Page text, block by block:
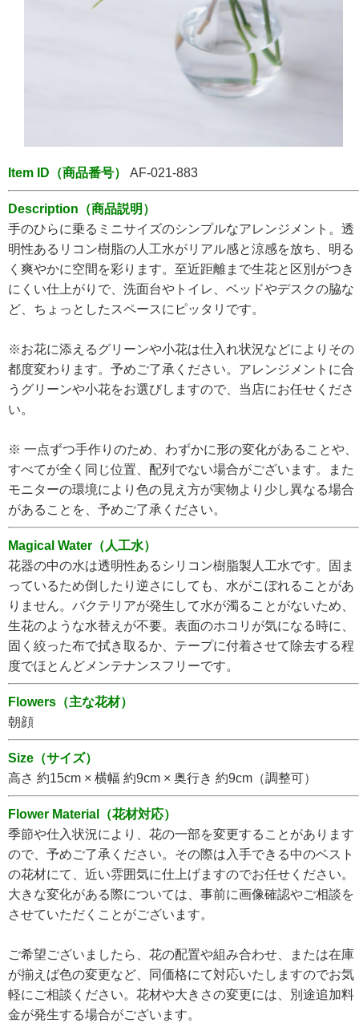
Item ID（商品番号） AF-021-883
Description（商品説明）
手のひらに乗るミニサイズのシンプルなアレンジメント。透
明性あるリコン樹脂の人工水がリアル感と涼感を放ち、明る
く爽やかに空間を彩ります。至近距離まで生花と区別がつき
にくい仕上がりで、洗面台やトイレ、ベッドやデスクの脇な
ど、ちょっとしたスペースにピッタリです。
※お花に添えるグリーンや小花は仕入れ状況などによりその
都度変わります。予めご了承ください。アレンジメントに合
うグリーンや小花をお選びしますので、当店にお任せくださ
い。
※ 一点ずつ手作りのため、わずかに形の変化があることや、
すべてが全く同じ位置、配列でない場合がございます。また
モニターの環境により色の見え方が実物より少し異なる場合
があることを、予めご了承ください。
Magical Water（人工水）
花器の中の水は透明性あるシリコン樹脂製人工水です。固ま
っているため倒したり逆さにしても、水がこぼれることがあ
りません。バクテリアが発生して水が濁ることがないため、
生花のような水替えが不要。表面のホコリが気になる時に、
固く絞った布で拭き取るか、テープに付着させて除去する程
度でほとんどメンテナンスフリーです。
Flowers（主な花材）
朝顔
Size（サイズ）
高さ 約15cm × 横幅 約9cm × 奥行き 約9cm（調整可）
Flower Material（花材対応）
季節や仕入状況により、花の一部を変更することがあります
ので、予めご了承ください。その際は入手できる中のベスト
の花材にて、近い雰囲気に仕上げますのでお任せください。
大きな変化がある際については、事前に画像確認やご相談を
させていただくことがございます。
ご希望ございましたら、花の配置や組み合わせ、または在庫
が揃えば色の変更など、同価格にて対応いたしますのでお気
軽にご相談ください。花材や大きさの変更には、別途追加料
金が発生する場合がございます。